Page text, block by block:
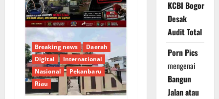
Breaking news
Daerah
Digital
International
Nasional
Pekanbaru
Riau
KCBI Bogor
Desak
Audit Total
Porn Pics
mengenai
Bangun
Jalan atau